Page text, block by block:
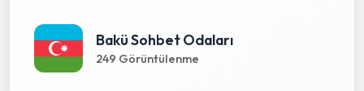
Bakü Sohbet Odaları
249 Görüntülenme